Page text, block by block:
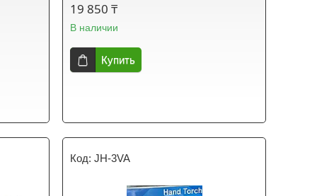
19 850 ₸
В наличии
Купить
JH-3VA